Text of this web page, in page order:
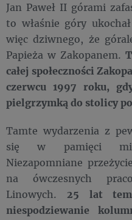
Jan Paweł II górami
to właśnie góry
więc dziwnego, że
Papieża w Zakopanem.
całej społeczności
czerwcu 1997 roku,
pielgrzymką do stolicy
Tamte wydarzenia z
się w pamięci
Niezapomniane
na ówczesnych
Linowych.25 lat
niespodziewanie